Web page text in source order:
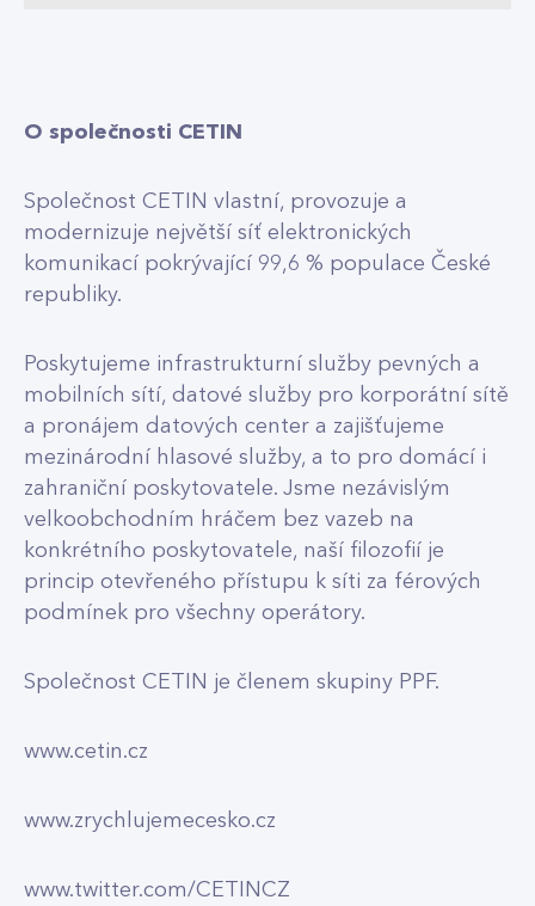
O společnosti CETIN
Společnost CETIN vlastní, provozuje a
modernizuje největší síť elektronických
komunikací pokrývající 99,6 % populace České
republiky.
Poskytujeme infrastrukturní služby pevných a
mobilních sítí, datové služby pro korporátní sítě
a pronájem datových center a zajišťujeme
mezinárodní hlasové služby, a to pro domácí i
zahraniční poskytovatele. Jsme nezávislým
velkoobchodním hráčem bez vazeb na
konkrétního poskytovatele, naší filozofií je
princip otevřeného přístupu k síti za férových
podmínek pro všechny operátory.
Společnost CETIN je členem skupiny PPF.
www.cetin.cz
www.zrychlujemecesko.cz
www.twitter.com/CETINCZ